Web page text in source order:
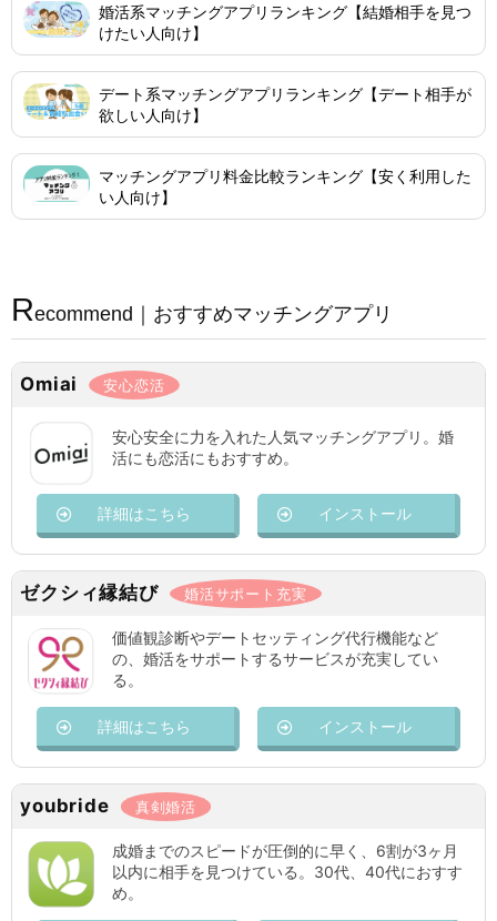
婚活系マッチングアプリランキング【結婚相手を見つ
けたい人向け】
デート系マッチングアプリランキング【デート相手が
欲しい人向け】
マッチングアプリ料金比較ランキング【安く利用した
い人向け】
Recommend｜おすすめマッチングアプリ
Omiai 安心恋活
安心安全に力を入れた人気マッチングアプリ。婚
活にも恋活にもおすすめ。
詳細はこちら インストール
ゼクシィ縁結び 婚活サポート充実
価値観診断やデートセッティング代行機能など
の、婚活をサポートするサービスが充実してい
る。
詳細はこちら インストール
youbride 真剣婚活
成婚までのスピードが圧倒的に早く、6割が3ヶ月
以内に相手を見つけている。30代、40代におすす
め。